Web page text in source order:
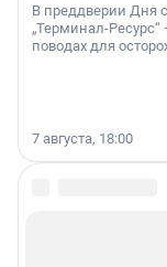
В преддверии Дня
„Терминал-
поводах для
7 августа, 18:00